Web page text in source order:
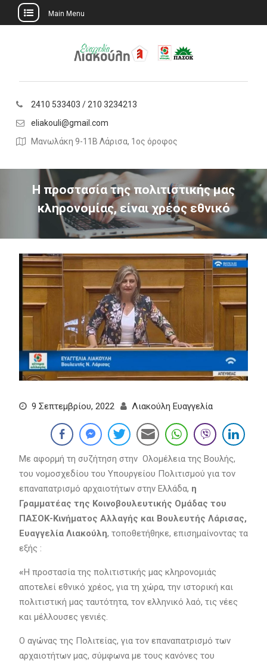
Main Menu
2410 533403 / 210 3234213
eliakouli@gmail.com
Μανωλάκη 9-11Β Λάρισα, 1ος όροφος
Η προστασία της πολιτιστικής μας
κληρονομίας, είναι χρέος εθνικό
9 Σεπτεμβρίου, 2022 Λιακούλη Ευαγγελία
Με αφορμή τη συζήτηση στην Ολομέλεια της Βουλής,
του νομοσχεδίου του Υπουργείου Πολιτισμού για τον
επαναπατρισμό αρχαιοτήτων στην Ελλάδα, η
Γραμματέας της Κοινοβουλευτικής Ομάδας του
ΠΑΣΟΚ-Κινήματος Αλλαγής και Βουλευτής Λάρισας,
Ευαγγελία Λιακούλη, τοποθετήθηκε, επισημαίνοντας τα
εξής :
«Η προστασία της πολιτιστικής μας κληρονομιάς
αποτελεί εθνικό χρέος, για τη χώρα, την ιστορική και
πολιτιστική μας ταυτότητα, τον ελληνικό λαό, τις νέες
και μέλλουσες γενιές.
Ο αγώνας της Πολιτείας, για τον επαναπατρισμό των
αρχαιοτήτων μας, σύμφωνα με τους κανόνες του